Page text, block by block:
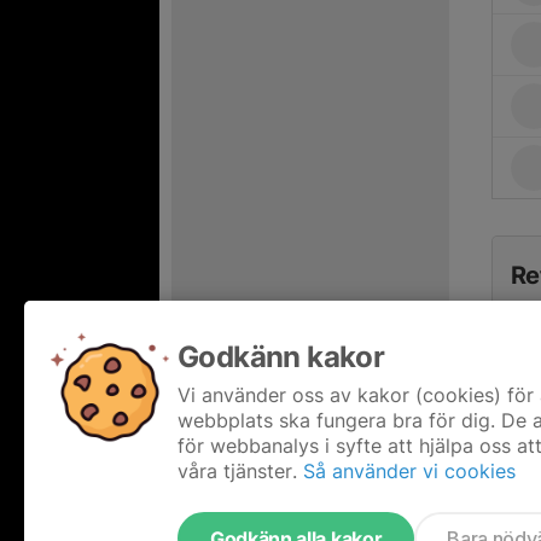
Godkänn kakor
Vi använder oss av kakor (cookies)
webbplats ska fungera bra för dig. De
för webbanalys i syfte att hjälpa oss
våra tjänster. Så använder vi cookies